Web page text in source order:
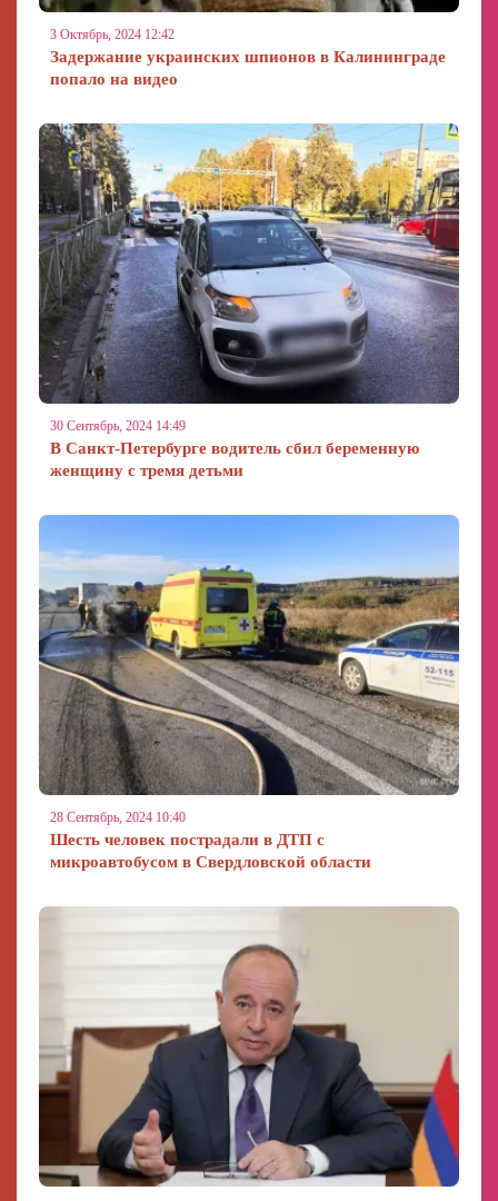
3 Октябрь, 2024 12:42
Задержание украинских шпионов в Калининграде
попало на видео
30 Сентябрь, 2024 14:49
В Санкт-Петербурге водитель сбил беременную
женщину с тремя детьми
28 Сентябрь, 2024 10:40
Шесть человек пострадали в ДТП с
микроавтобусом в Свердловской области